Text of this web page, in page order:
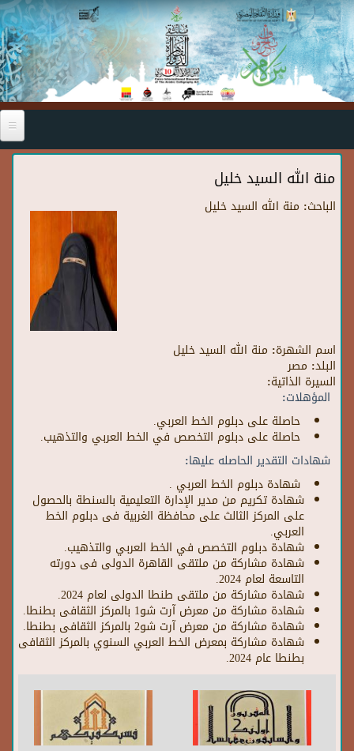
Skip to main content
منة الله السيد خليل
الباحث: منة الله السيد خليل
اسم الشهرة: منة الله السيد خليل
البلد: مصر
السيرة الذاتية:
المؤهلات:
حاصلة على دبلوم الخط العربي.
حاصلة على دبلوم التخصص في الخط العربي والتذهيب.
شهادات التقدير الحاصله عليها:
شهادة دبلوم الخط العربي .
شهادة تكريم من مدير الإدارة التعليمية بالسنطة بالحصول
على المركز الثالث على محافظة الغربية فى دبلوم الخط
العربي.
شهادة دبلوم التخصص في الخط العربي والتذهيب.
شهادة مشاركة من ملتقى القاهرة الدولى فى دورته
التاسعة لعام 2024.
شهادة مشاركة من ملتقى طنطا الدولى لعام 2024.
شهادة مشاركة من معرض آرت شو1 بالمركز الثقافى بطنطا.
شهادة مشاركة من معرض آرت شو2 بالمركز الثقافى بطنطا.
شهادة مشاركة بمعرض الخط العربي السنوي بالمركز الثقافى
بطنطا عام 2024.